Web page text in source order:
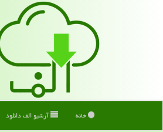
خانه آرشیو الف دانلود